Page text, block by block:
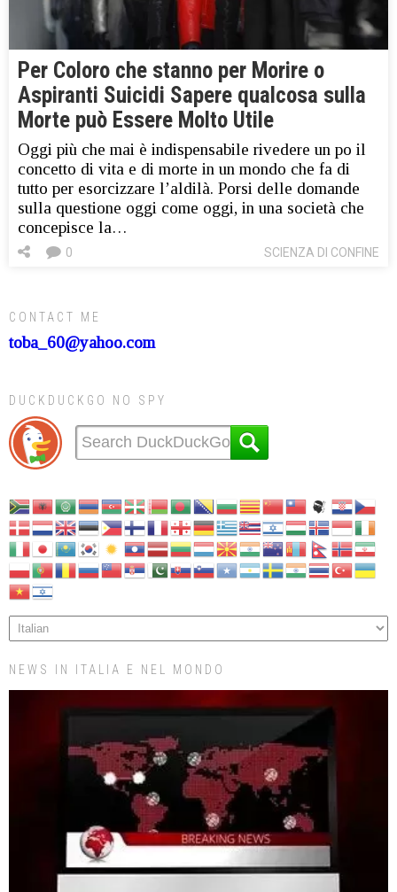
Per Coloro che stanno per Morire o
Aspiranti Suicidi Sapere qualcosa sulla
Morte può Essere Molto Utile
Oggi più che mai è indispensabile rivedere un po il
concetto di vita e di morte in un mondo che fa di
tutto per esorcizzare l’aldilà. Porsi delle domande
sulla questione oggi come oggi, in una società che
concepisce la…
SCIENZA DI CONFINE
0
CONTACT ME
toba_60@yahoo.com
DUCKDUCKGO NO SPY
NEWS IN ITALIA E NEL MONDO